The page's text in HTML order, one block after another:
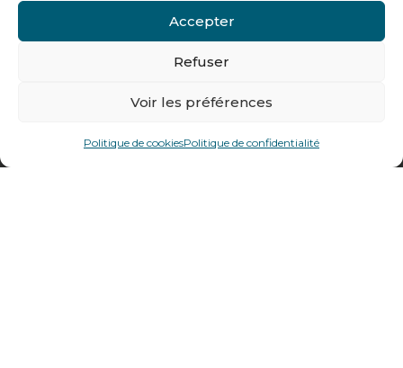
Accepter
Refuser
Voir les préférences
Politique de cookiesPolitique de confidentialité
Contactez-nous
Tél : + 33 (0)4 74 62 81 44
478 rue Alexandre Richetta
Plan d’accès